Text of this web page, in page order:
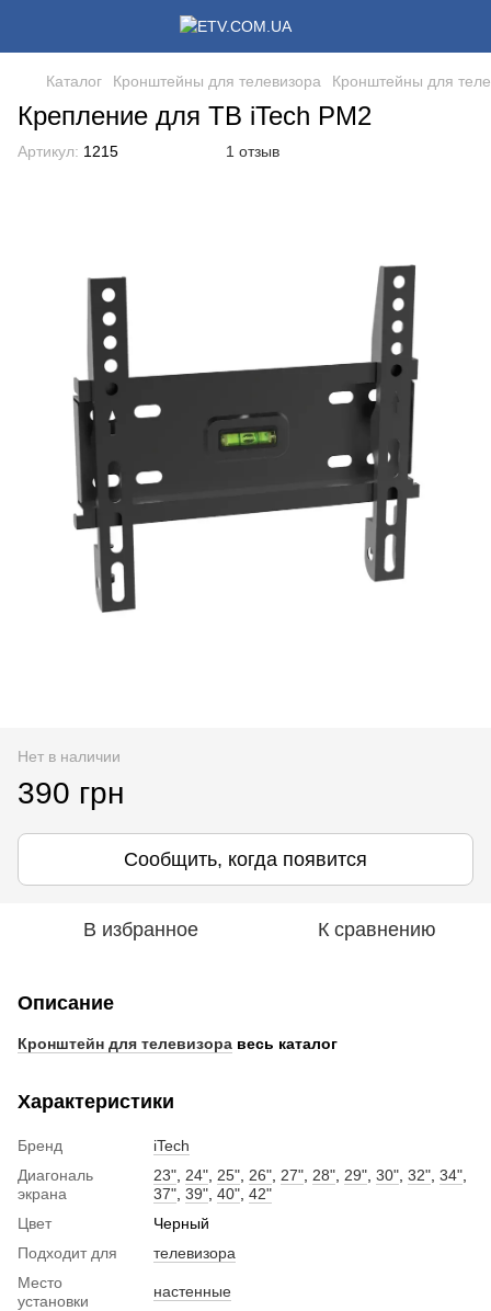
Каталог Кронштейны для телевизора Кронштейны для
Крепление для ТВ iTech PM2
Артикул: 1215 1 отзыв
Нет в наличии
390 грн
Сообщить, когда появится
В избранное К сравнению
Описание
Кронштейн для телевизора весь каталог
Характеристики
Бренд
iTech
Диагональ
экрана
23" 24" 25" 26" 27" 28" 29" 30" 32" 34"
37" 39" 40" 42"
Цвет
Черный
Подходит для
телевизора
Место
установки
настенные